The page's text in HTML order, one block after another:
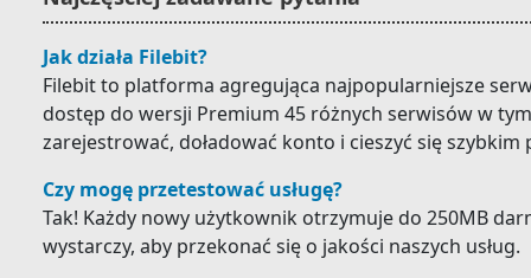
Jak działa Filebit?
Filebit to platforma agregująca najpopularniejsze
dostęp do wersji Premium 45 różnych serwisów w
zarejestrować, doładować konto i cieszyć się szybkim
Czy mogę przetestować usługę?
Tak! Każdy nowy użytkownik otrzymuje do 250MB
wystarczy, aby przekonać się o jakości naszych usług.